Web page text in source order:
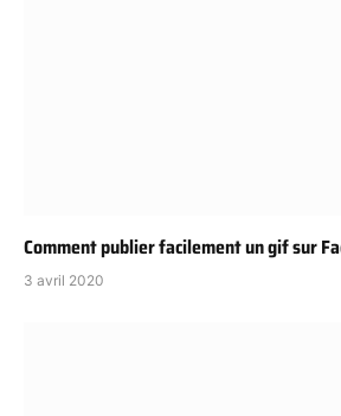
Comment publier facilement un gif sur
3 avril 2020